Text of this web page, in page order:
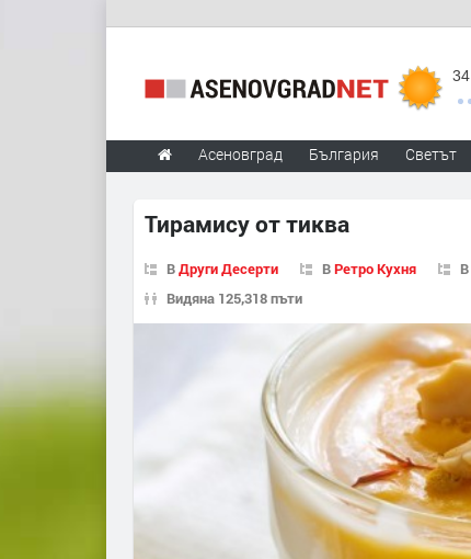
34
Асеновград България Светът
Тирамису от тиква
ВДруги Десерти ВРетро Кухня В
Видяна 125,318 пъти